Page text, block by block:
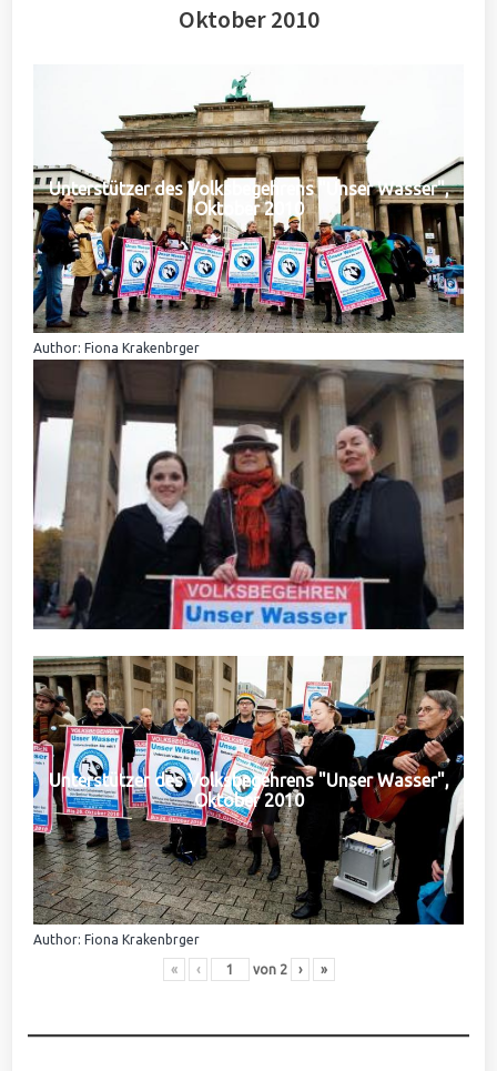
Oktober 2010
Unterstützer des Volksbegehrens "Unser Wasser",
Oktober 2010
Author: Fiona Krakenbrger
Unterstützer des Volksbegehrens "Unser Wasser",
Oktober 2010
Author: Fiona Krakenbrger
« ‹ von 2 › »